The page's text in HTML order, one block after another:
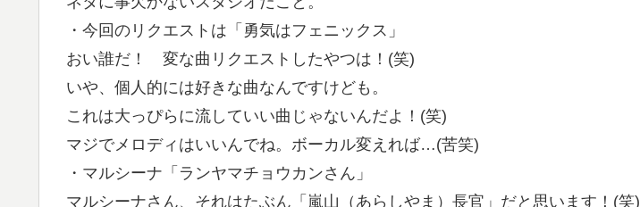
・今回のリクエストは「勇気はフェニックス」
おい誰だ！ 変な曲リクエストしたやつは！(笑)
いや、個人的には好きな曲なんですけども。
これは大っぴらに流していい曲じゃないんだよ！(笑)
マジでメロディはいいんでね。ボーカル変えれば…(苦笑)
・マルシーナ「ランヤマチョウカンさん」
マルシーナさん、それはたぶん「嵐山（あらしやま）長官」だと思います！(笑)